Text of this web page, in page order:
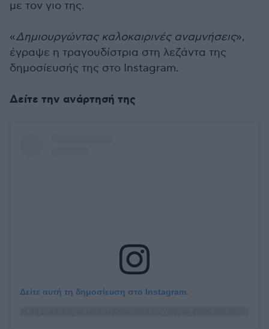
με τον γιο της.
«Δημιουργώντας καλοκαιρινές αναμνήσεις»,
έγραψε η τραγουδίστρια στη λεζάντα της
δημοσίευσής της στο Instagram.
Δείτε την ανάρτησή της
Δείτε αυτή τη δημοσίευση στο Instagram.